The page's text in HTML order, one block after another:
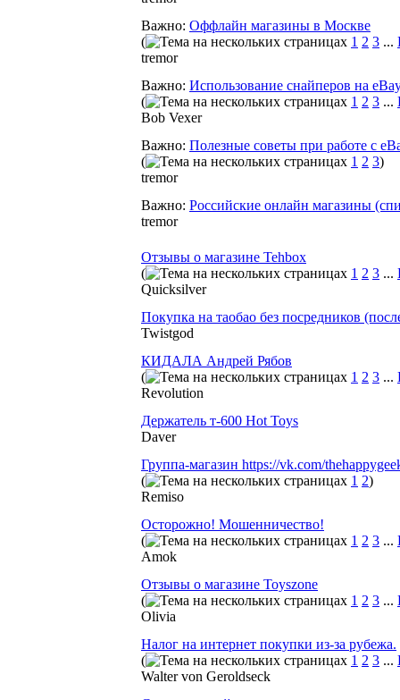
Важно: Оффлайн магазины в Москве
(
1 2 3 ...
tremor
Важно: Использование снайперов на
(
1 2 3 ...
Bob Vexer
Важно: Полезные советы при работе с
(
1 2 3)
tremor
Важно: Российские онлайн магазины
tremor
Отзывы о магазине Tehbox
(
1 2 3 ...
Quicksilver
Покупка на таобао без посредников
Twistgod
КИДАЛА Андрей Рябов
(
1 2 3 ...
Revolution
Держатель т-600 Hot Toys
Daver
Группа-магазин https://vk.com/
(
1 2)
Remiso
Осторожно! Мошенничество!
(
1 2 3 ...
Amok
Отзывы о магазине Toyszone
(
1 2 3 ...
Olivia
Налог на интернет покупки из-за рубежа.
(
1 2 3 ...
Walter von Geroldseck